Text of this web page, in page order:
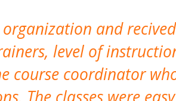
and
level of
course coordinator